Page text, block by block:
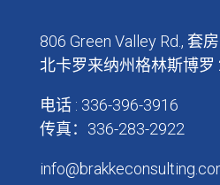
806 Green Valley Rd., 套
北卡罗来纳州格林斯博罗
电话 : 336-396-3916
传真：336-283-2922